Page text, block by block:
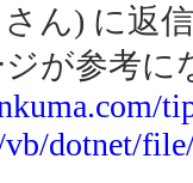
さん) に返信
が参考に
dotnet/